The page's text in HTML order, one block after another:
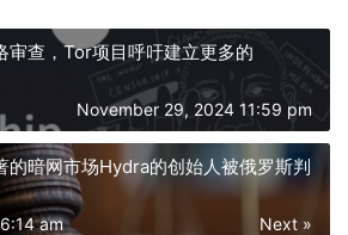
审查，Tor项目呼吁建立更多的
November 29, 2024 11:59 pm
的暗网市场Hydra的创始人被俄罗斯判
Next »
am